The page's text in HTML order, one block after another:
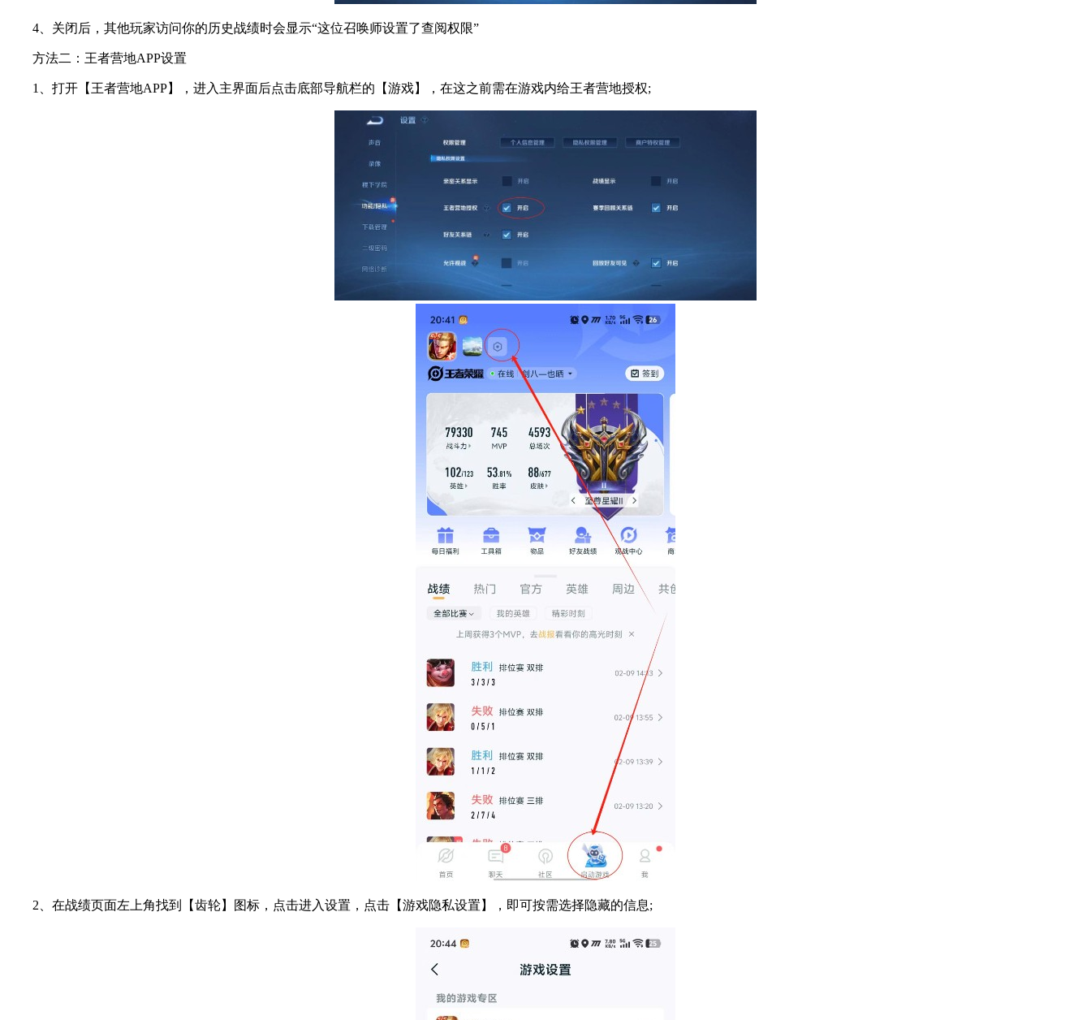
4、关闭后，其他玩家访问你的历史战绩时会显示“这位召唤师设置了查阅权限”
方法二：王者营地APP设置
1、打开【王者营地APP】，进入主界面后点击底部导航栏的【游戏】，在这之前需在游戏内给王者营地授权;
2、在战绩页面左上角找到【齿轮】图标，点击进入设置，点击【游戏隐私设置】，即可按需选择隐藏的信息;